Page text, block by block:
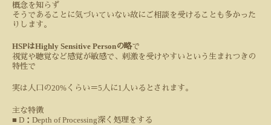
概念を知らず
そうであることに気づいていない故にご相談を受けることも多かった
りします。
HSPはHighly Sensitive Personの略で
視覚や聴覚など感覚が敏感で、刺激を受けやすいという生まれつきの
特性で
実は人口の20% くらい＝5 人に1 人いるとされます。
主な特徴
■ D ： Depth of Processing深く処理をする